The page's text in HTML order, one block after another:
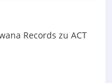
von »Kill Me (Ce
Seite von »Kill Me
Records zu ACT